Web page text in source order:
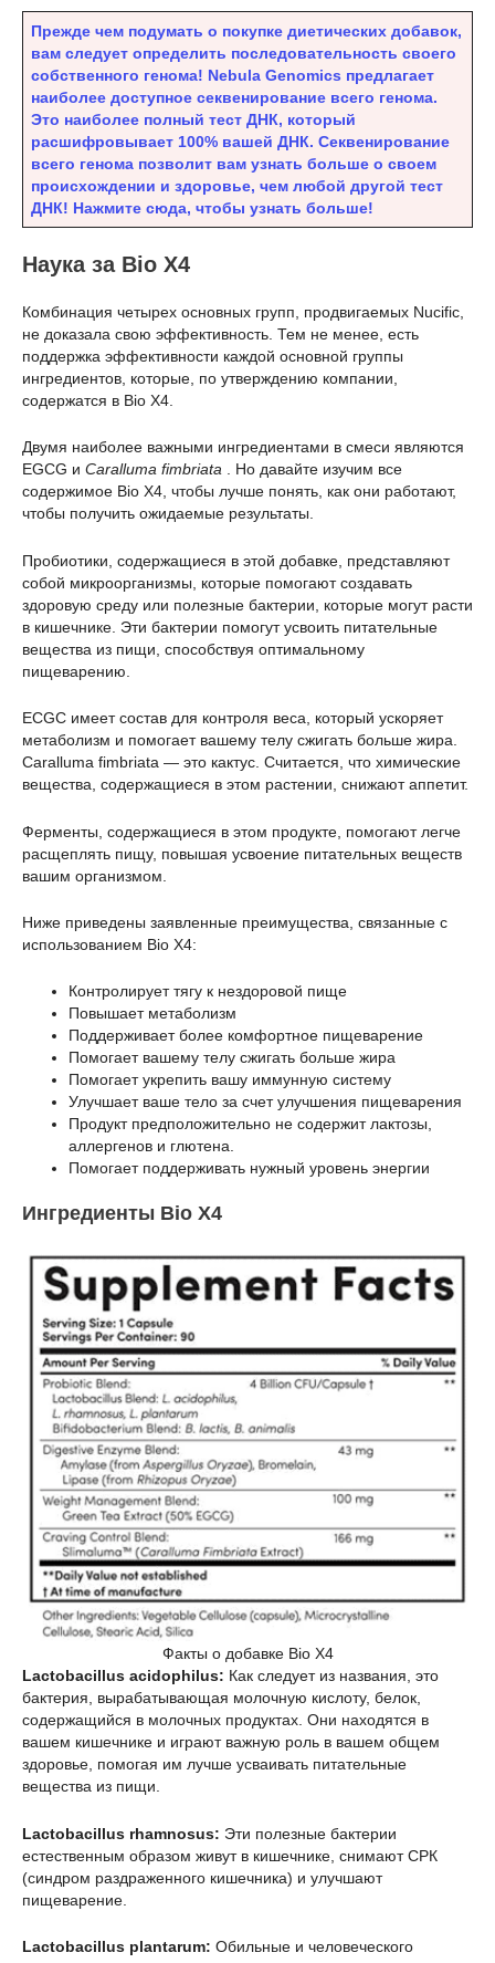
Прежде чем подумать о покупке диетических добавок,
вам следует определить последовательность своего
собственного генома! Nebula Genomics предлагает
наиболее доступное секвенирование всего генома.
Это наиболее полный тест ДНК, который
расшифровывает 100% вашей ДНК. Секвенирование
всего генома позволит вам узнать больше о своем
происхождении и здоровье, чем любой другой тест
ДНК! Нажмите сюда, чтобы узнать больше!
Наука за Bio X4
Комбинация четырех основных групп, продвигаемых Nucific,
не доказала свою эффективность. Тем не менее, есть
поддержка эффективности каждой основной группы
ингредиентов, которые, по утверждению компании,
содержатся в Bio X4.
Двумя наиболее важными ингредиентами в смеси являются
EGCG и Caralluma fimbriata . Но давайте изучим все
содержимое Bio X4, чтобы лучше понять, как они работают,
чтобы получить ожидаемые результаты.
Пробиотики, содержащиеся в этой добавке, представляют
собой микроорганизмы, которые помогают создавать
здоровую среду или полезные бактерии, которые могут расти
в кишечнике. Эти бактерии помогут усвоить питательные
вещества из пищи, способствуя оптимальному
пищеварению.
ECGC имеет состав для контроля веса, который ускоряет
метаболизм и помогает вашему телу сжигать больше жира.
Caralluma fimbriata — это кактус. Считается, что химические
вещества, содержащиеся в этом растении, снижают аппетит.
Ферменты, содержащиеся в этом продукте, помогают легче
расщеплять пищу, повышая усвоение питательных веществ
вашим организмом.
Ниже приведены заявленные преимущества, связанные с
использованием Bio X4:
Контролирует тягу к нездоровой пище
Повышает метаболизм
Поддерживает более комфортное пищеварение
Помогает вашему телу сжигать больше жира
Помогает укрепить вашу иммунную систему
Улучшает ваше тело за счет улучшения пищеварения
Продукт предположительно не содержит лактозы,
аллергенов и глютена.
Помогает поддерживать нужный уровень энергии
Ингредиенты Bio X4
Факты о добавке Bio X4
Lactobacillus acidophilus: Как следует из названия, это
бактерия, вырабатывающая молочную кислоту, белок,
содержащийся в молочных продуктах. Они находятся в
вашем кишечнике и играют важную роль в вашем общем
здоровье, помогая им лучше усваивать питательные
вещества из пищи.
Lactobacillus rhamnosus: Эти полезные бактерии
естественным образом живут в кишечнике, снимают СРК
(синдром раздраженного кишечника) и улучшают
пищеварение.
Lactobacillus plantarum: Обильные и человеческого